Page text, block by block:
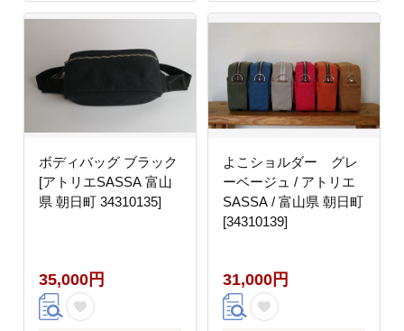
ボディバッグ ブラック
[アトリエSASSA 富山
県 朝日町 34310135]
35,000円
よこショルダー グレ
ーベージュ / アトリエ
SASSA / 富山県 朝日町
[34310139]
31,000円